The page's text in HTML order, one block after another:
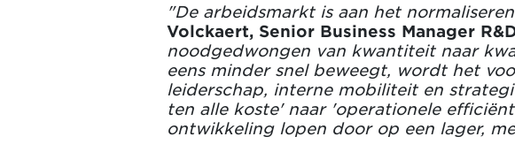
"De arbeidsmarkt is aan het
Volckaert, Senior Business Manager
noodgedwongen van kwantiteit naar
eens minder snel beweegt, wordt het
leiderschap, interne mobiliteit en
ten alle koste' naar 'operationele
ontwikkeling lopen door op een lager,